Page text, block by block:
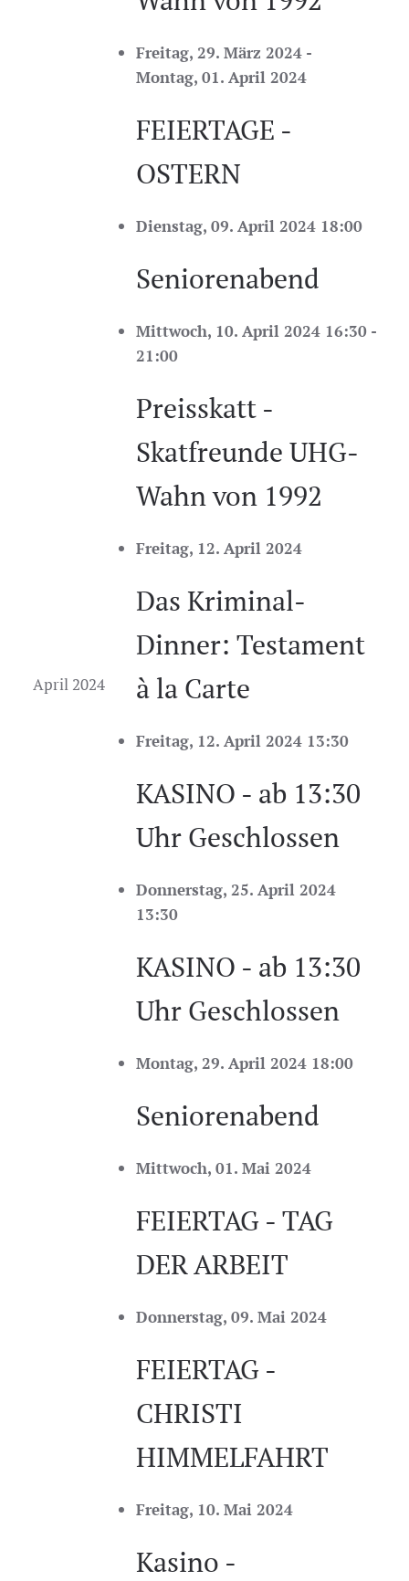
Freitag, 29. März 2024 -
Montag, 01. April 2024
FEIERTAGE -
OSTERN
April 2024
Dienstag, 09. April 2024 18:00
Seniorenabend
Mittwoch, 10. April 2024 16:30 -
21:00
Preisskatt -
Skatfreunde UHG-
Wahn von 1992
Freitag, 12. April 2024
Das Kriminal-
Dinner: Testament
à la Carte
Freitag, 12. April 2024 13:30
KASINO - ab 13:30
Uhr Geschlossen
Donnerstag, 25. April 2024
13:30
KASINO - ab 13:30
Uhr Geschlossen
Montag, 29. April 2024 18:00
Seniorenabend
Mittwoch, 01. Mai 2024
FEIERTAG - TAG
DER ARBEIT
Donnerstag, 09. Mai 2024
FEIERTAG -
CHRISTI
HIMMELFAHRT
Freitag, 10. Mai 2024
Kasino -